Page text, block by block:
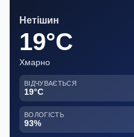
Нетішин
19°C
Хмарно
ВІДЧУВАЄТЬСЯ
19°C
ВОЛОГІСТЬ
93%